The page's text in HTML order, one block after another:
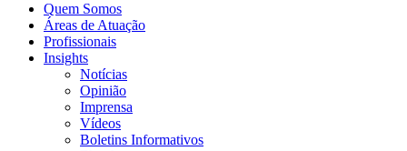
Quem Somos
Áreas de Atuação
Profissionais
Insights
Notícias
Opinião
Imprensa
Vídeos
Boletins Informativos